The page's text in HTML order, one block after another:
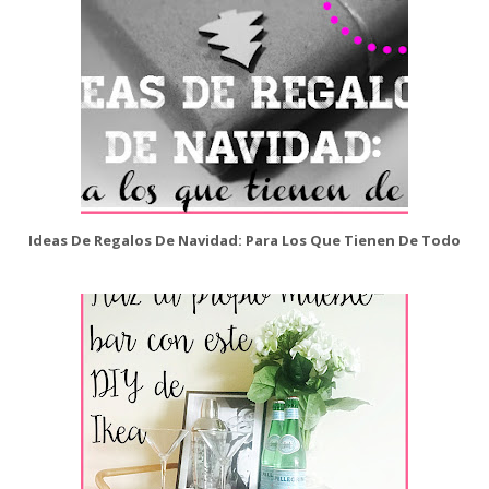
Ideas De Regalos De Navidad: Para Los Que Tienen De Todo